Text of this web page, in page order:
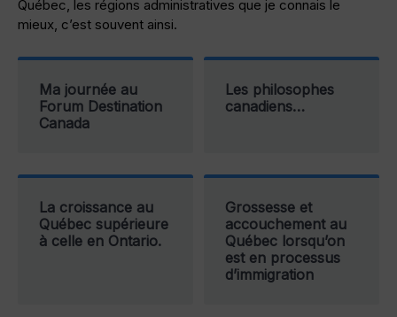
Québec, les régions administratives que je connais le
mieux, c’est souvent ainsi.
Ma journée au
Forum Destination
Canada
Les philosophes
canadiens…
La croissance au
Québec supérieure
à celle en Ontario.
Grossesse et
accouchement au
Québec lorsqu’on
est en processus
d’immigration